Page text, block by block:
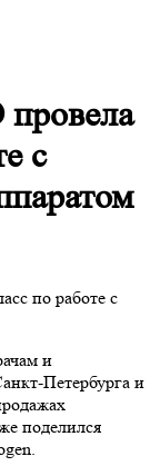
с
и
Петербурга и
поделился